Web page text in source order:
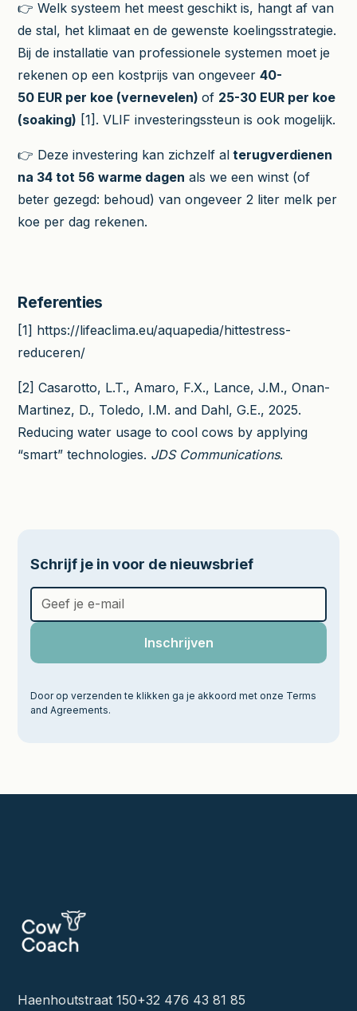
👉 Welk systeem het meest geschikt is, hangt af van
de stal, het klimaat en de gewenste koelingsstrategie.
Bij de installatie van professionele systemen moet je
rekenen op een kostprijs van ongeveer40-
50 EUR per koe (vernevelen)of 25-30 EUR per koe
(soaking) [1]. VLIF investeringssteun is ook mogelijk.
👉 Deze investering kan zichzelf al terugverdienen
na 34 tot 56 warme dagen als we een winst (of
beter gezegd: behoud) van ongeveer 2 liter melk per
koe per dag rekenen.
Referenties
[1] https://lifeaclima.eu/aquapedia/hittestress-
reduceren/
[2] Casarotto, L.T., Amaro, F.X., Lance, J.M., Onan-
Martinez, D., Toledo, I.M. and Dahl, G.E., 2025.
Reducing water usage to cool cows by applying
“smart” technologies. JDS Communications.
Schrijf je in voor de nieuwsbrief
Door op verzenden te klikken ga je akkoord met onze Terms
and Agreements.
Haenhoutstraat 150+32 476 43 81 85